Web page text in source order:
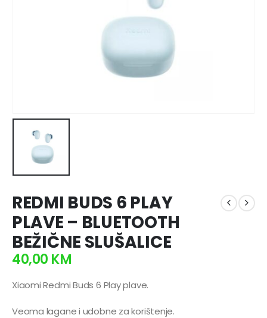
REDMI BUDS 6 PLAY
PLAVE – BLUETOOTH
BEŽIČNE SLUŠALICE
40,00 KM
Xiaomi Redmi Buds 6 Play plave.
Veoma lagane i udobne za korištenje.